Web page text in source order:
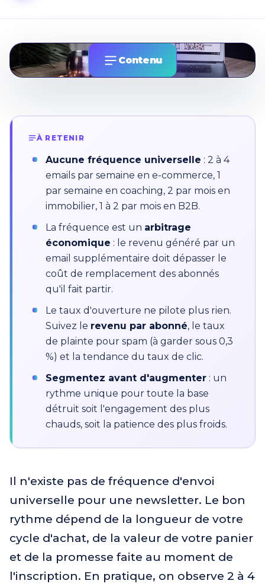
Contenu
À RETENIR
Aucune fréquence universelle : 2 à 4
emails par semaine en e-commerce, 1
par semaine en coaching, 2 par mois en
immobilier, 1 à 2 par mois en B2B.
La fréquence est un arbitrage
économique : le revenu généré par un
email supplémentaire doit dépasser le
coût de remplacement des abonnés
qu'il fait partir.
Le taux d'ouverture ne pilote plus rien.
Suivez le revenu par abonné, le taux
de plainte pour spam (à garder sous 0,3
%) et la tendance du taux de clic.
Segmentez avant d'augmenter : un
rythme unique pour toute la base
détruit soit l'engagement des plus
chauds, soit la patience des plus froids.
Il n'existe pas de fréquence d'envoi
universelle pour une newsletter. Le bon
rythme dépend de la longueur de votre
cycle d'achat, de la valeur de votre panier
et de la promesse faite au moment de
l'inscription. En pratique, on observe 2 à 4